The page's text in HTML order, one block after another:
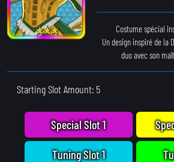
Costume spécial
Un design inspiré de la
duo avec son
Starting Slot Amount: 5
Special Slot 1
Tuning Slot 1